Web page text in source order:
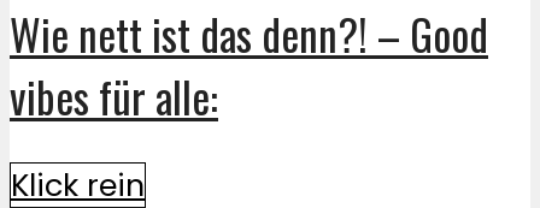
Wie nett ist das denn?! – Good
vibes für alle:
Klick rein